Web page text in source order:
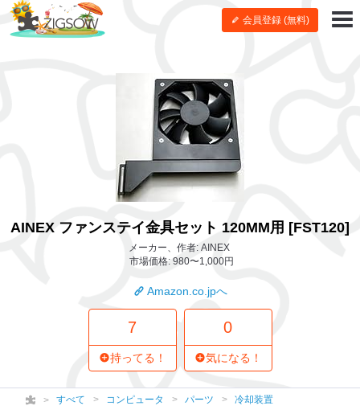
会員登録 (無料)
AINEX ファンステイ金具セット 120MM用 [FST120]
メーカー、作者: AINEX
市場価格: 980〜1,000円
Amazon.co.jpへ
7
持ってる！
0
気になる！
すべて コンピュータ パーツ 冷却装置